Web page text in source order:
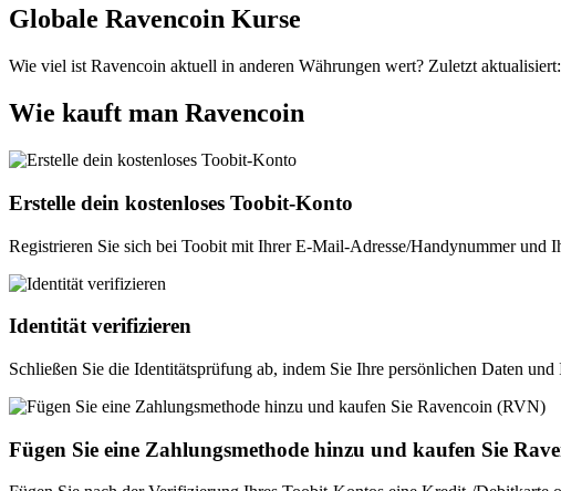
Globale Ravencoin Kurse
Wie viel ist Ravencoin aktuell in anderen Währungen wert? Zuletzt
Wie kauft man Ravencoin
Erstelle dein kostenloses Toobit-Konto
Registrieren Sie sich bei Toobit mit Ihrer E-Mail-Adresse/Handynummer und
Identität verifizieren
Schließen Sie die Identitätsprüfung ab, indem Sie Ihre persönlichen Daten
Fügen Sie eine Zahlungsmethode hinzu und kaufen Sie